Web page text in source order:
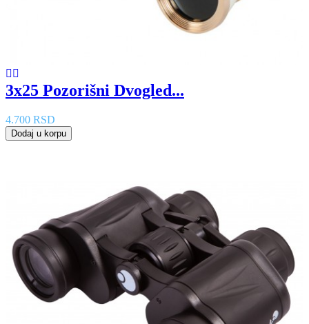
3x25 Pozorišni Dvogled...
4.700 RSD
Dodaj u korpu